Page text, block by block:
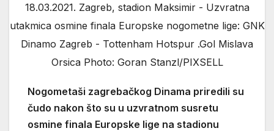
18.03.2021. Zagreb, stadion Maksimir - Uzvratna
utakmica osmine finala Europske nogometne lige: GNK
Dinamo Zagreb - Tottenham Hotspur .Gol Mislava
Orsica Photo: Goran Stanzl/PIXSELL
Nogometaši zagrebačkog Dinama priredili su
čudo nakon što su u uzvratnom susretu
osmine finala Europske lige na stadionu